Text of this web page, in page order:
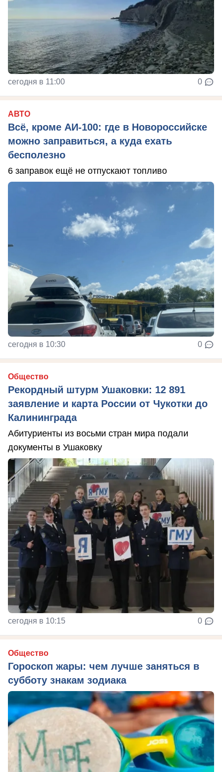
сегодня в 11:00 0
АВТО
Всё, кроме АИ-100: где в Новороссийске
можно заправиться, а куда ехать
бесполезно
6 заправок ещё не отпускают топливо
сегодня в 10:30 0
Общество
Рекордный штурм Ушаковки: 12 891
заявление и карта России от Чукотки до
Калининграда
Абитуриенты из восьми стран мира подали
документы в Ушаковку
сегодня в 10:15 0
Общество
Гороскоп жары: чем лучше заняться в
субботу знакам зодиака